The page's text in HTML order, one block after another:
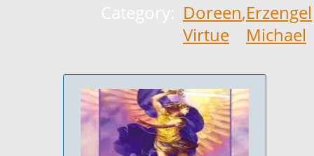
Doreen
Virtue
,Erzengel
Michael